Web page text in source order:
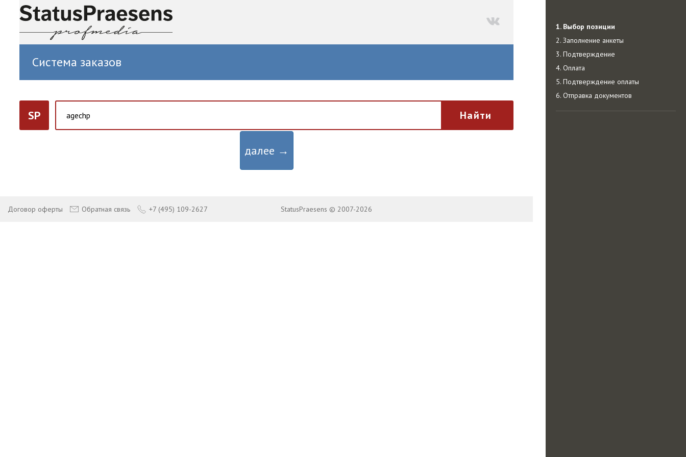
Система заказов
SP Найти
1. Выбор позиции
2. Заполнение анкеты
3. Подтверждение
4. Оплата
5. Подтверждение оплаты
6. Отправка документов
далее →
Договор оферты Обратная связь +7 (495) 109-2627 StatusPraesens © 2007-2026